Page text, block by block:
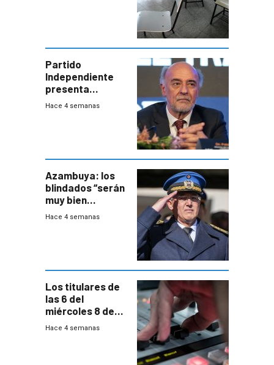
Partido
Independiente
presenta
demanda civil
Hace 4 semanas
Azambuya: los
blindados “serán
muy bien
recibidos” por los
Hace 4 semanas
Los titulares de
las 6 del
miércoles 8 de
julio de 2026
Hace 4 semanas